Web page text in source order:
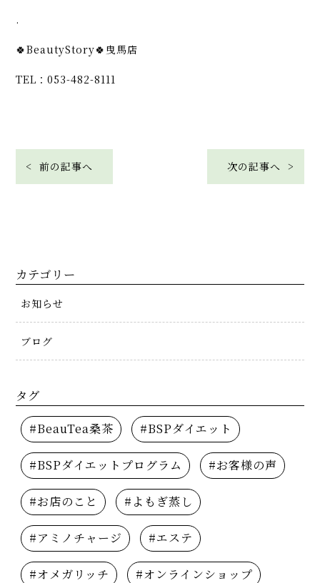
.
🍀BeautyStory🍀曳馬店
TEL：053-482-8111
< 前の記事へ 次の記事へ >
カテゴリー
お知らせ
ブログ
タグ
#BeauTea桑茶 #BSPダイエット
#BSPダイエットプログラム #お客様の声
#お店のこと #よもぎ蒸し
#アミノチャージ #エステ
#オメガリッチ #オンラインショップ